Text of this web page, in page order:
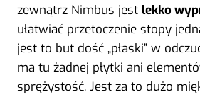
zewnątrz Nimbus jest lekko
ułatwiać przetoczenie stopy
jest to but dość „płaski” w
ma tu żadnej płytki ani
sprężystość. Jest za to dużo